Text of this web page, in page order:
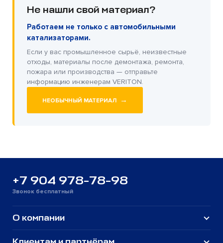
Не нашли свой материал?
Работаем не только с автомобильными
катализаторами.
Если у вас промышленное сырьё, неизвестные
отходы, материалы после демонтажа, ремонта,
пожара или производства — отправьте
информацию инженерам VERITON.
НЕОБЫЧНЫЙ МАТЕРИАЛ →
+7 904 978-78-98
Звонок бесплатный
О компании